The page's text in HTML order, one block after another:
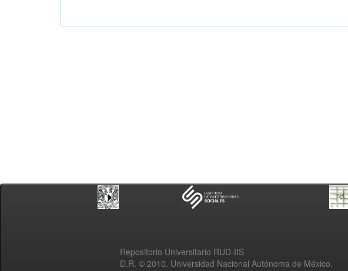
Repositorio Universitario RUD-IIS
D.R. © 2010. Universidad Nacional Autónoma de México.